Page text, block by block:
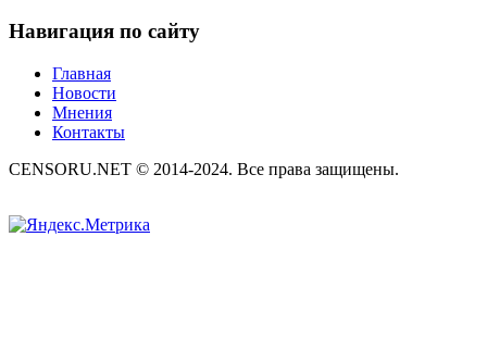
Навигация по сайту
Главная
Новости
Мнения
Контакты
CENSORU.NET © 2014-2024. Все права защищены.